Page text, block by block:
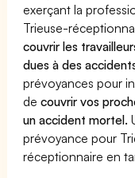
exerçant la
Trieuse-
couvrir les
dues à des
prévoyances pour
decouvrir vos
un accident mortel.
prévoyance pour
réceptionnaire en